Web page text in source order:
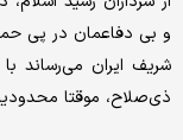
و بی دفاعمان در پی
شریف ایران می‌رساند
ذی‌صلاح، موقتا